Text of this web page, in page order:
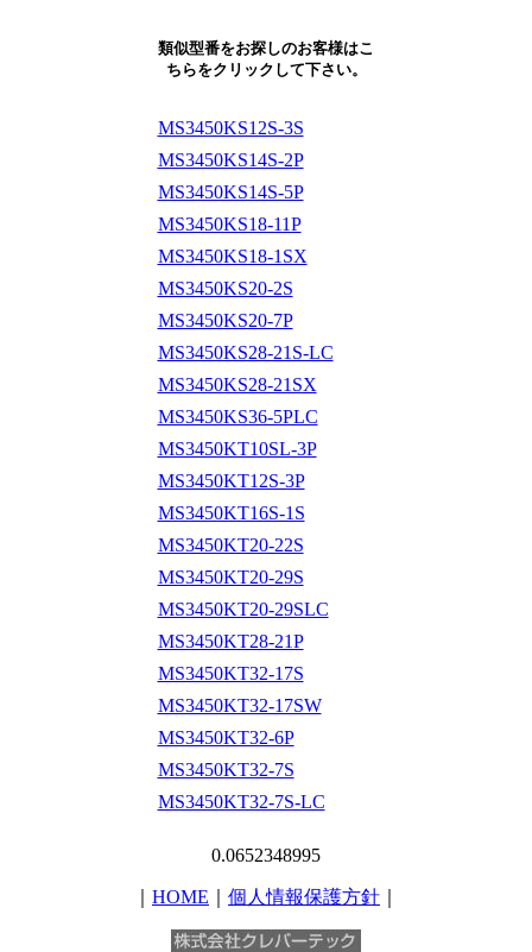
類似型番をお探しのお客様はこ
ちらをクリックして下さい。
MS3450KS12S-3S
MS3450KS14S-2P
MS3450KS14S-5P
MS3450KS18-11P
MS3450KS18-1SX
MS3450KS20-2S
MS3450KS20-7P
MS3450KS28-21S-LC
MS3450KS28-21SX
MS3450KS36-5PLC
MS3450KT10SL-3P
MS3450KT12S-3P
MS3450KT16S-1S
MS3450KT20-22S
MS3450KT20-29S
MS3450KT20-29SLC
MS3450KT28-21P
MS3450KT32-17S
MS3450KT32-17SW
MS3450KT32-6P
MS3450KT32-7S
MS3450KT32-7S-LC
0.0652348995
HOME 個人情報保護方針